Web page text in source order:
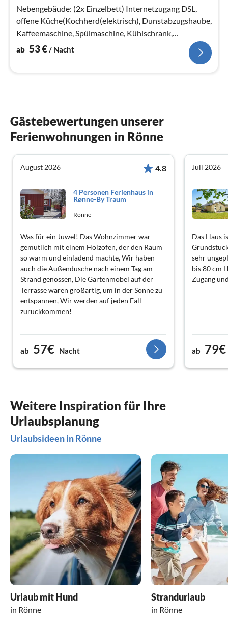
Nebengebäude: (2x Einzelbett) Internetzugang DSL,
offene Küche(Kochherd(elektrisch), Dunstabzugshaube,
Kaffeemaschine, Spülmaschine, Kühlschrank,
Tiefkühlschrank(60-99L)
ab 53€/ Nacht
Gästebewertungen unserer
Ferienwohnungen in Rönne
August 2026 4.8
4 Personen Ferienhaus in
Rønne-By Traum
Rönne
Was für ein Juwel! Das Wohnzimmer war
gemütlich mit einem Holzofen, der den Raum
so warm und einladend machte, Wir haben
auch die Außendusche nach einem Tag am
Strand genossen, Die Gartenmöbel auf der
Terrasse waren großartig, um in der Sonne zu
entspannen, Wir werden auf jeden Fall
zurückkommen!
ab 57€ Nacht
Juli 2026
Das Haus
sehr
bis 80 cm
Zugang
ab 79€
Weitere Inspiration für Ihre
Urlaubsplanung
Urlaubsideen in Rönne
Urlaub mit Hund
in Rönne
Strandurlaub
in Rönne